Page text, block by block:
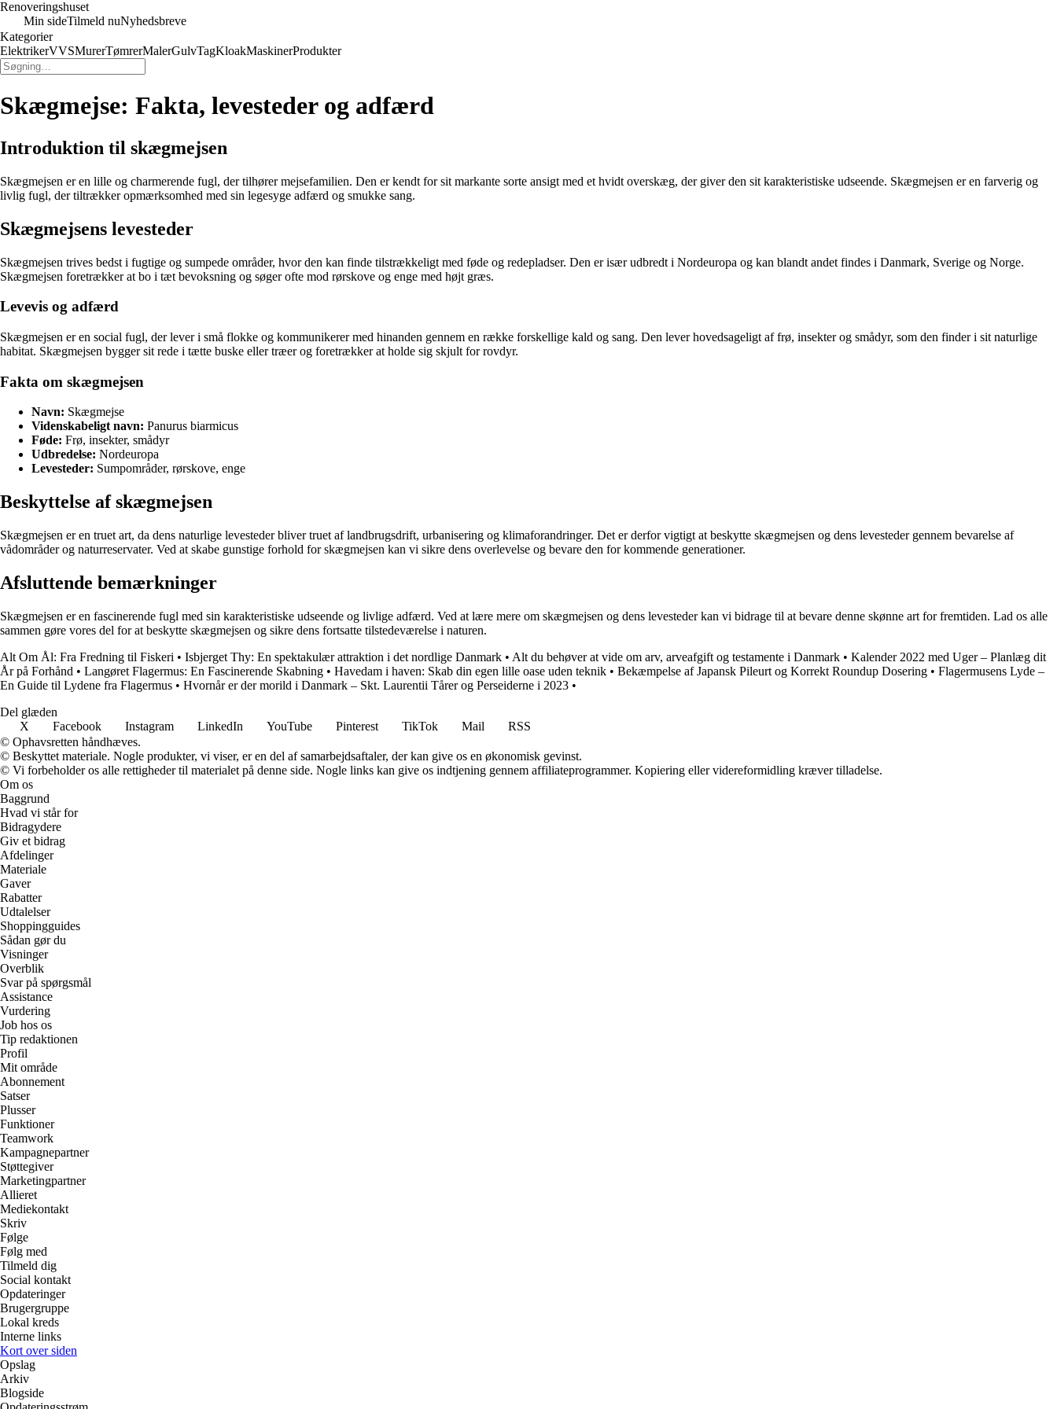
Renoveringshuset
Min sideTilmeld nuNyhedsbreve
Kategorier
ElektrikerVVSMurerTømrerMalerGulvTagKloakMaskinerProdukter
Skægmejse: Fakta, levesteder og adfærd
Introduktion til skægmejsen
Skægmejsen er en lille og charmerende fugl, der tilhører mejsefamilien. Den er kendt for sit markante sorte ansigt med et hvidt overskæg, der giver den sit karakteristiske udseende. Skægmejsen er en farverig og
livlig fugl, der tiltrækker opmærksomhed med sin legesyge adfærd og smukke sang.
Skægmejsens levesteder
Skægmejsen trives bedst i fugtige og sumpede områder, hvor den kan finde tilstrækkeligt med føde og redepladser. Den er især udbredt i Nordeuropa og kan blandt andet findes i Danmark, Sverige og Norge.
Skægmejsen foretrækker at bo i tæt bevoksning og søger ofte mod rørskove og enge med højt græs.
Levevis og adfærd
Skægmejsen er en social fugl, der lever i små flokke og kommunikerer med hinanden gennem en række forskellige kald og sang. Den lever hovedsageligt af frø, insekter og smådyr, som den finder i sit naturlige
habitat. Skægmejsen bygger sit rede i tætte buske eller træer og foretrækker at holde sig skjult for rovdyr.
Fakta om skægmejsen
Navn: Skægmejse
Videnskabeligt navn: Panurus biarmicus
Føde: Frø, insekter, smådyr
Udbredelse: Nordeuropa
Levesteder: Sumpområder, rørskove, enge
Beskyttelse af skægmejsen
Skægmejsen er en truet art, da dens naturlige levesteder bliver truet af landbrugsdrift, urbanisering og klimaforandringer. Det er derfor vigtigt at beskytte skægmejsen og dens levesteder gennem bevarelse af
vådområder og naturreservater. Ved at skabe gunstige forhold for skægmejsen kan vi sikre dens overlevelse og bevare den for kommende generationer.
Afsluttende bemærkninger
Skægmejsen er en fascinerende fugl med sin karakteristiske udseende og livlige adfærd. Ved at lære mere om skægmejsen og dens levesteder kan vi bidrage til at bevare denne skønne art for fremtiden. Lad os alle
sammen gøre vores del for at beskytte skægmejsen og sikre dens fortsatte tilstedeværelse i naturen.
Alt Om Ål: Fra Fredning til Fiskeri • Isbjerget Thy: En spektakulær attraktion i det nordlige Danmark • Alt du behøver at vide om arv, arveafgift og testamente i Danmark • Kalender 2022 med Uger – Planlæg dit
År på Forhånd • Langøret Flagermus: En Fascinerende Skabning • Havedam i haven: Skab din egen lille oase uden teknik • Bekæmpelse af Japansk Pileurt og Korrekt Roundup Dosering • Flagermusens Lyde –
En Guide til Lydene fra Flagermus • Hvornår er der morild i Danmark – Skt. Laurentii Tårer og Perseiderne i 2023 •
Del glæden
X
Facebook Instagram LinkedIn YouTube Pinterest TikTok Mail
RSS
© Ophavsretten håndhæves.
© Beskyttet materiale. Nogle produkter, vi viser, er en del af samarbejdsaftaler, der kan give os en økonomisk gevinst.
© Vi forbeholder os alle rettigheder til materialet på denne side. Nogle links kan give os indtjening gennem affiliateprogrammer. Kopiering eller videreformidling kræver tilladelse.
Om os
Baggrund
Hvad vi står for
Bidragydere
Giv et bidrag
Afdelinger
Materiale
Gaver
Rabatter
Udtalelser
Shoppingguides
Sådan gør du
Visninger
Overblik
Svar på spørgsmål
Assistance
Vurdering
Job hos os
Tip redaktionen
Profil
Mit område
Abonnement
Satser
Plusser
Funktioner
Teamwork
Kampagnepartner
Støttegiver
Marketingpartner
Allieret
Mediekontakt
Skriv
Følge
Følg med
Tilmeld dig
Social kontakt
Opdateringer
Brugergruppe
Lokal kreds
Interne links
Kort over siden
Opslag
Arkiv
Blogside